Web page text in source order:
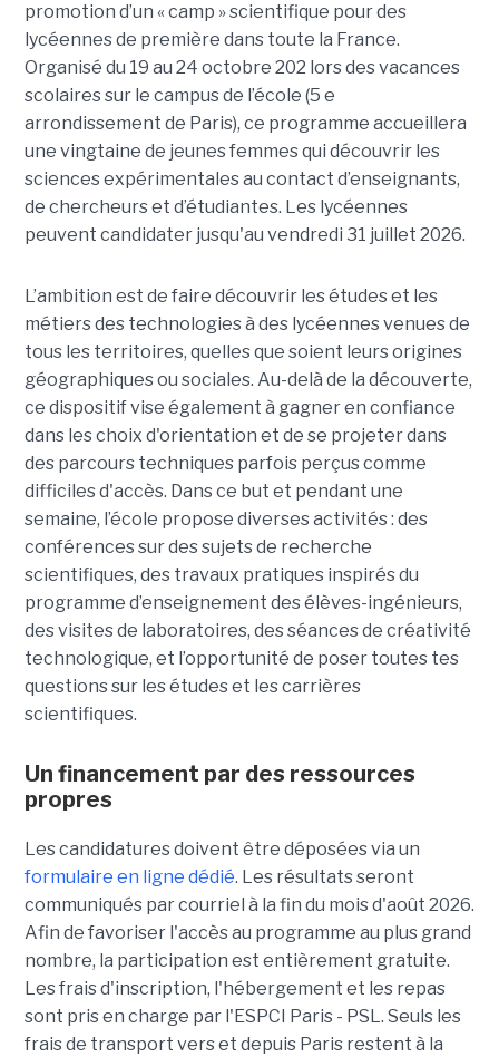
promotion d’un « camp » scientifique pour des
lycéennes de première dans toute la France.
Organisé du 19 au 24 octobre 202 lors des vacances
scolaires sur le campus de l’école (5 e
arrondissement de Paris), ce programme accueillera
une vingtaine de jeunes femmes qui découvrir les
sciences expérimentales au contact d’enseignants,
de chercheurs et d’étudiantes. Les lycéennes
peuvent candidater jusqu'au vendredi 31 juillet 2026.
L’ambition est de faire découvrir les études et les
métiers des technologies à des lycéennes venues de
tous les territoires, quelles que soient leurs origines
géographiques ou sociales. Au-delà de la découverte,
ce dispositif vise également à gagner en confiance
dans les choix d'orientation et de se projeter dans
des parcours techniques parfois perçus comme
difficiles d'accès. Dans ce but et pendant une
semaine, l’école propose diverses activités : des
conférences sur des sujets de recherche
scientifiques, des travaux pratiques inspirés du
programme d’enseignement des élèves-ingénieurs,
des visites de laboratoires, des séances de créativité
technologique, et l’opportunité de poser toutes tes
questions sur les études et les carrières
scientifiques.
Un financement par des ressources
propres
Les candidatures doivent être déposées via un
formulaire en ligne dédié. Les résultats seront
communiqués par courriel à la fin du mois d'août 2026.
Afin de favoriser l'accès au programme au plus grand
nombre, la participation est entièrement gratuite.
Les frais d'inscription, l'hébergement et les repas
sont pris en charge par l'ESPCI Paris - PSL. Seuls les
frais de transport vers et depuis Paris restent à la